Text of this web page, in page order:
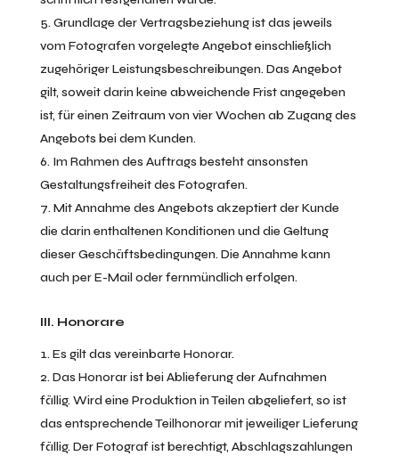
Grundlage der Vertragsbeziehung ist das jeweils
vom Fotografen vorgelegte Angebot einschließlich
zugehöriger Leistungsbeschreibungen. Das Angebot
gilt, soweit darin keine abweichende Frist angegeben
ist, für einen Zeitraum von vier Wochen ab Zugang des
Angebots bei dem Kunden.
Im Rahmen des Auftrags besteht ansonsten
Gestaltungsfreiheit des Fotografen.
Mit Annahme des Angebots akzeptiert der Kunde
die darin enthaltenen Konditionen und die Geltung
dieser Geschäftsbedingungen. Die Annahme kann
auch per E-Mail oder fernmündlich erfolgen.
III. Honorare
Es gilt das vereinbarte Honorar.
Das Honorar ist bei Ablieferung der Aufnahmen
fällig. Wird eine Produktion in Teilen abgeliefert, so ist
das entsprechende Teilhonorar mit jeweiliger Lieferung
fällig. Der Fotograf ist berechtigt, Abschlagszahlungen